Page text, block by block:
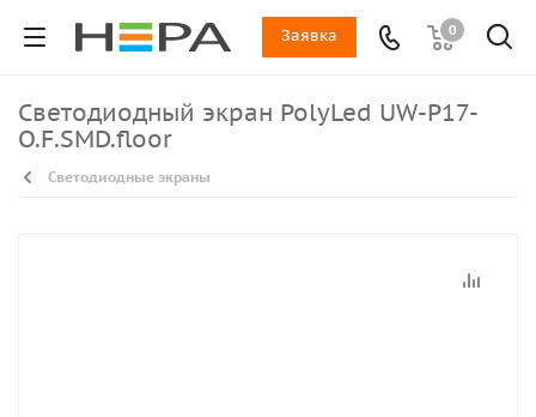
0
Заявка
Светодиодный экран PolyLed UW-P17-
O.F.SMD.floor
Светодиодные экраны